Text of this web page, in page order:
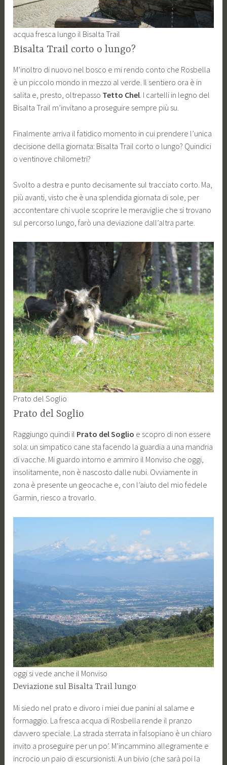
acqua fresca lungo il Bisalta Trail
Bisalta Trail corto o lungo?
M’inoltro di nuovo nel bosco e mi rendo conto che Rosbella
è un piccolo mondo in mezzo al verde. Il sentiero ora è in
salita e, presto, oltrepasso Tetto Chel. I cartelli in legno del
Bisalta Trail m’invitano a proseguire sempre più su.
Finalmente arriva il fatidico momento in cui prendere l’unica
decisione della giornata: Bisalta Trail corto o lungo? Quindici
o ventinove chilometri?
Svolto a destra e punto decisamente sul tracciato corto. Ma,
più avanti, visto che è una splendida giornata di sole, per
accontentare chi vuole scoprire le meraviglie che si trovano
sul percorso lungo, farò una deviazione dall’altra parte.
Prato del Soglio
Prato del Soglio
Raggiungo quindi il Prato del Soglio e scopro di non essere
sola: un simpatico cane sta facendo la guardia a una mandria
di vacche. Mi guardo intorno e ammiro il Monviso che oggi,
insolitamente, non è nascosto dalle nubi. Ovviamente in
zona è presente un geocache e, con l’aiuto del mio fedele
Garmin, riesco a trovarlo.
oggi si vede anche il Monviso
Deviazione sul Bisalta Trail lungo
Mi siedo nel prato e divoro i miei due panini al salame e
formaggio. La fresca acqua di Rosbella rende il pranzo
davvero speciale. La strada sterrata in falsopiano è un chiaro
invito a proseguire per un po’. M’incammino allegramente e
incrocio un paio di escursionisti. A un bivio (che sarà poi la